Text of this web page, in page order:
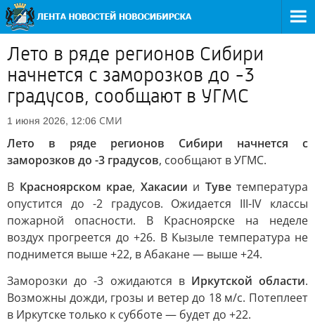
Лето в ряде регионов Сибири
начнется с заморозков до -3
градусов, сообщают в УГМС
1 июня 2026, 12:06 СМИ
Лето в ряде регионов Сибири начнется с
заморозков до -3 градусов, сообщают в УГМС.
В Красноярском крае, Хакасии и Туветемпература
опустится до -2 градусов. Ожидается III-IV классы
пожарной опасности. В Красноярске на неделе
воздух прогреется до +26. В Кызыле температура не
поднимется выше +22, в Абакане — выше +24.
Заморозки до -3 ожидаются в Иркутской области.
Возможны дожди, грозы и ветер до 18 м/с. Потеплеет
в Иркутске только к субботе — будет до +22.